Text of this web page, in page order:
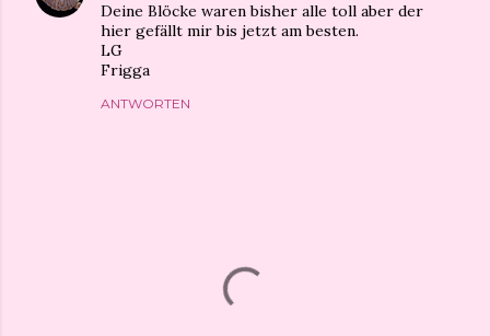
Deine Blöcke waren bisher alle toll aber der
hier gefällt mir bis jetzt am besten.
LG
Frigga
ANTWORTEN